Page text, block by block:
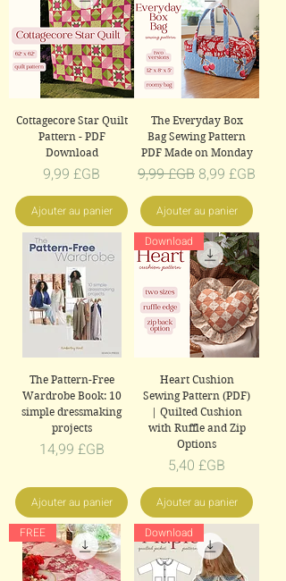
Cottagecore Star Quilt
Pattern - PDF
Download
Prix
9,99 £GB
Ajouter au panier
The Everyday Box
Bag Sewing Pattern
PDF Made on Monday
Prix original
9,99 £GB Prix
8,99 £GB
Ajouter au panier
The Pattern-Free
Wardrobe Book: 10
simple dressmaking
projects
Prix
14,99 £GB
Ajouter au panier
Download
Heart Cushion
Sewing Pattern (PDF)
| Quilted Cushion
with Ruffle and Zip
Options
Prix
5,40 £GB
Ajouter au panier
FREE
Download